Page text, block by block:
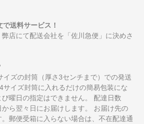
送料サービス！
店にて配送会社を「佐川急便」に決めさ
イズの封筒（厚さ3センチまで）での発送
サイズ封筒に入れるだけの簡易包装にな
曜日の指定はできません。 配達日数
ら翌々日にお届けします。 お届け先の
郵便受箱に入らない場合は、不在配達通